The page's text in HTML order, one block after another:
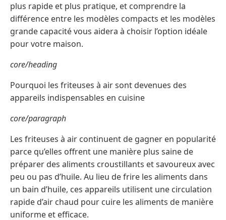
plus rapide et plus pratique, et comprendre la
différence entre les modèles compacts et les modèles
grande capacité vous aidera à choisir l’option idéale
pour votre maison.
core/heading
Pourquoi les friteuses à air sont devenues des
appareils indispensables en cuisine
core/paragraph
Les friteuses à air continuent de gagner en popularité
parce qu’elles offrent une manière plus saine de
préparer des aliments croustillants et savoureux avec
peu ou pas d’huile. Au lieu de frire les aliments dans
un bain d’huile, ces appareils utilisent une circulation
rapide d’air chaud pour cuire les aliments de manière
uniforme et efficace.